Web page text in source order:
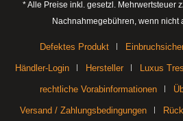
* Alle Preise inkl. gesetzl. Mehrwertsteuer
Nachnahmegebühren, wenn nicht
Defektes Produkt
Händler-Login Hersteller Luxus
rechtliche Vorabinformationen
Versand / Zahlungsbedingungen